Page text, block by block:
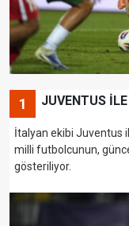
1 JUVENTUS
İtalyan ekibi Juventus
milli futbolcunun,
gösteriliyor.